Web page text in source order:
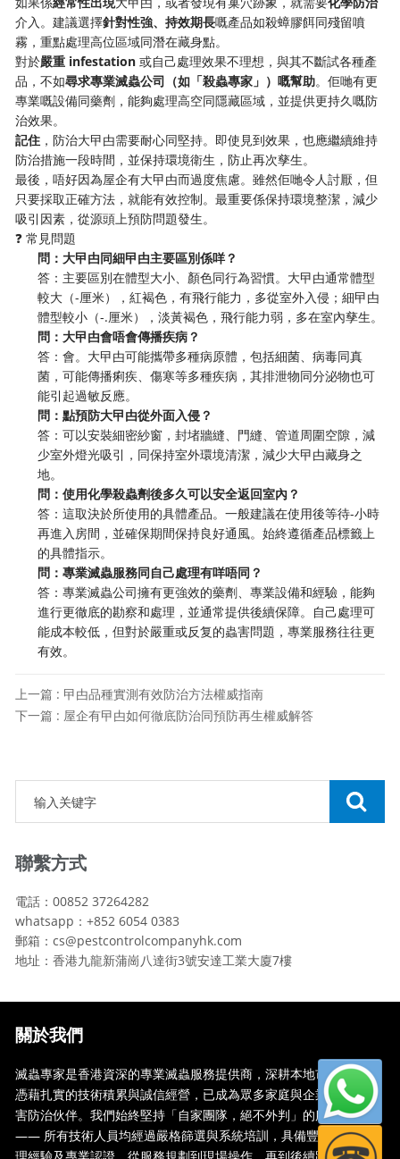
介入。建議選擇​​針對性強、持效期長​​嘅產品如殺蟑膠餌同殘留噴
霧，重點處理高位區域同潛在藏身點。
對於​​嚴重 infestation​ ​ 或自己處理效果不理想，與其不斷試各種產
品，不如​​尋求專業滅蟲公司（如「殺蟲專家」）嘅幫助​​。佢哋有更
專業嘅設備同藥劑，能夠處理高空同隱藏區域，並提供更持久嘅防
治效果。
​記住​ ​，防治大曱甴需要耐心同堅持。即使見到效果，也應繼續維持
防治措施一段時間，並保持環境衛生，防止再次孳生。
最後，唔好因為屋企有大曱甴而過度焦慮。雖然佢哋令人討厭，但
只要採取正確方法，就能有效控制。最重要係保持環境整潔，減少
吸引因素，從源頭上預防問題發生。
❓ 常見問題
​問：大曱甴同細曱甴主要區別係咩？​
答：主要區別在體型大小、顏色同行為習慣。大曱甴通常體型
較大（-厘米），紅褐色，有飛行能力，多從室外入侵；細曱甴
體型較小（-.厘米），淡黃褐色，飛行能力弱，多在室內孳生。
​問：大曱甴會唔會傳播疾病？​
答：會。大曱甴可能攜帶多種病原體，包括細菌、病毒同真
菌，可能傳播痢疾、傷寒等多種疾病，其排泄物同分泌物也可
能引起過敏反應。
​問：點預防大曱甴從外面入侵？​
答：可以安裝細密紗窗，封堵牆縫、門縫、管道周圍空隙，減
少室外燈光吸引，同保持室外環境清潔，減少大曱甴藏身之
地。
​問：使用化學殺蟲劑後多久可以安全返回室內？​
答：這取決於所使用的具體產品。一般建議在使用後等待-小時
再進入房間，並確保期間保持良好通風。始終遵循產品標籤上
的具體指示。
​問：專業滅蟲服務同自己處理有咩唔同？​
答：專業滅蟲公司擁有更強效的藥劑、專業設備和經驗，能夠
進行更徹底的勘察和處理，並通常提供後續保障。自己處理可
能成本較低，但對於嚴重或反复的蟲害問題，專業服務往往更
有效。
上一篇 : 曱甴品種實測有效防治方法權威指南
下一篇 : 屋企有曱甴如何徹底防治同預防再生權威解答
聯繫方式
電話：00852 37264282
whatsapp：+852 6054 0383
郵箱：cs@pestcontrolcompanyhk.com
地址：香港九龍新蒲崗八達街3號安達工業大廈7樓
關於我們
滅蟲專家是香港資深的專業滅蟲服務提供商，深耕本地市場多年，
憑藉扎實的技術積累與誠信經營，已成為眾多家庭與企業信賴的蟲
害防治伙伴。我們始終堅持「自家團隊，絕不外判」的服務承諾
—— 所有技術人員均經過嚴格篩選與系統培訓，具備豐富的現場處